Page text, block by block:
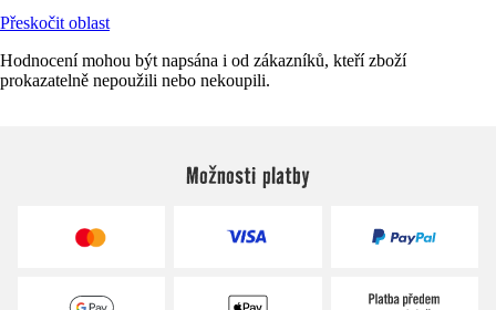
Přeskočit oblast
Hodnocení mohou být napsána i od zákazníků, kteří zboží
prokazatelně nepoužili nebo nekoupili.
Možnosti platby